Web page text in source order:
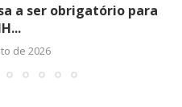
a ser obrigatório para
de 2026